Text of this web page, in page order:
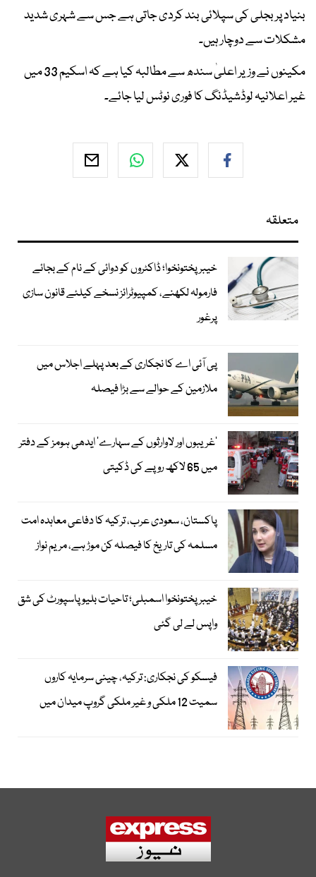
بنیاد پر بجلی کی سپلائی بند کردی جاتی ہے جس سے شہری شدید
مشکلات سے دوچار ہیں۔
مکینوں نے وزیر اعلیٰ سندھ سے مطالبہ کیا ہے کہ اسکیم 33 میں
غیر اعلانیہ لوڈشیڈنگ کا فوری نوٹس لیا جائے۔
متعلقہ
خیبرپختونخوا؛ ڈاکٹروں کو دوائی کے نام کے بجائے
فارمولہ لکھنے، کمپیوٹرائز نسخے کیلئے قانون سازی
پرغور
پی آئی اے کا نجکاری کے بعد پہلے اجلاس میں
ملازمین کے حوالے سے بڑا فیصلہ
’غریبوں اور لاوارثوں کے سہارے‘ ایدھی ہومز کے دفتر
میں 65 لاکھ روپے کی ڈکیتی
پاکستان، سعودی عرب، ترکیہ کا دفاعی معاہدہ امت
مسلمہ کی تاریخ کا فیصلہ کن موڑ ہے، مریم نواز
خیبرپختونخوا اسمبلی؛ تاحیات بلیو پاسپورٹ کی شق
واپس لے لی گئی
فیسکو کی نجکاری: ترکیہ، چینی سرمایہ کاروں
سمیت 12 ملکی و غیر ملکی گروپ میدان میں